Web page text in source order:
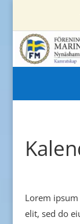
Lorem
elit, sed do